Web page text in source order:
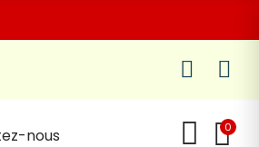
nous 0